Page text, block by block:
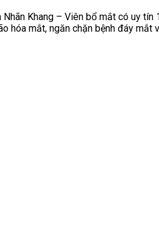
Khang – Viên bổ mắt có uy
hóa mắt, ngăn chặn bệnh đáy mắt